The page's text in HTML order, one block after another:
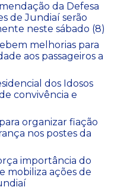
da Defesa
de Jundiaí serão
neste sábado (8)
melhorias para
aos passageiros a
dos Idosos
convivência e
organizar fiação
nos postes da
importância do
mobiliza ações de